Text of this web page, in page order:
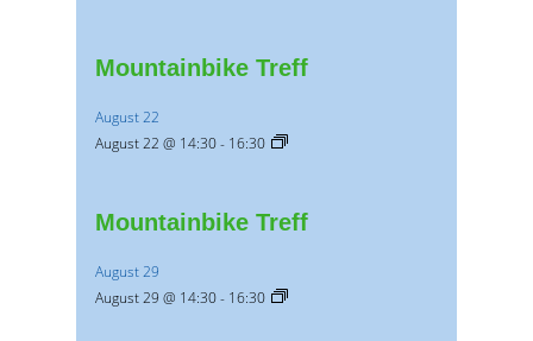
Mountainbike Treff
August 22
August 22 @ 14:30- 16:30
Mountainbike Treff
August 29
August 29 @ 14:30- 16:30